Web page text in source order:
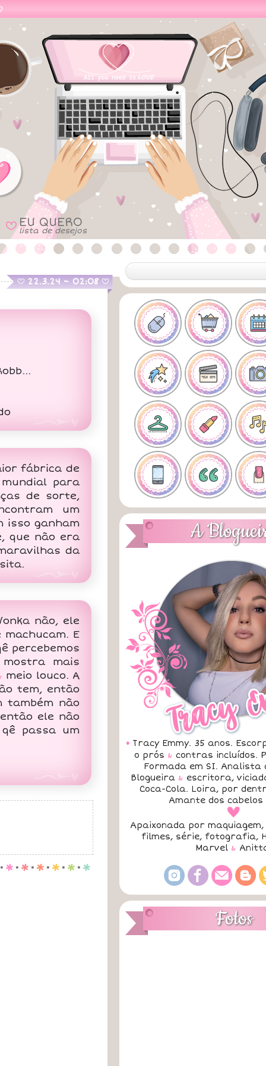
B EU QUERO
lista de desejos
B 22.3.24 ~ 02:08 B
fábrica de
para
de sorte,
um
isso ganham
que não era
da
não, ele
E
percebemos
mais
meio louco. A
tem, então
também não
ele não
passa um
. p . p . p . p . p . p
A
• Tracy Emmy. 35 anos.
o prós & contras incluídos.
Formada em SI. Analista
Blogueira & escritora,
Coca-Cola. Loira, por
Amante dos
a
Apaixonada por maquiagem,
filmes, série, fotografia,
Marvel &
Fotos